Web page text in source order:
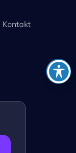
Kontakt